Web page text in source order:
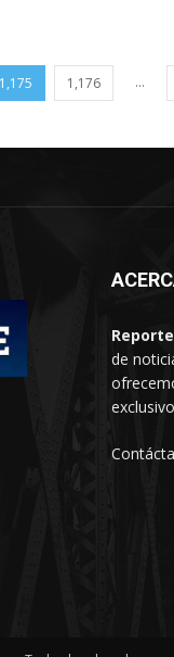
1,175 1,176 ...
de